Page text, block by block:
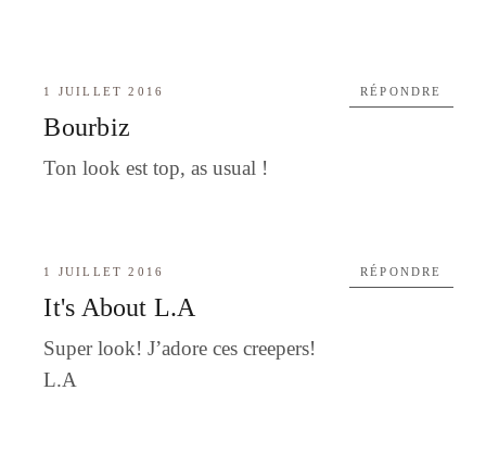
1 JUILLET 2016
Bourbiz
Ton look est top, as usual !
RÉPONDRE
1 JUILLET 2016
It's About L.A
Super look! J’adore ces creepers!
L.A
RÉPONDRE